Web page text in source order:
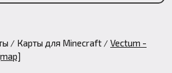
Карты для Minecraft
Vectum -